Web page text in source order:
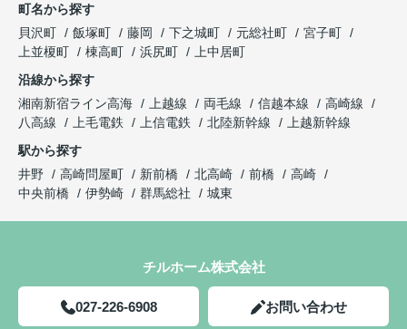
町名から探す
貝沢町
飯塚町 藤岡 下之城町 元総社町
宮子町
上並榎町
棟高町 浜尻町
上中居町
沿線から探す
湘南新宿ライン高海
上越線 両毛線 信越本線
高崎線
八高線
上毛電鉄 上信電鉄 北陸新幹線
上越新幹線
駅から探す
井野
高崎問屋町 新前橋 北高崎 前橋
高崎
中央前橋
伊勢崎 群馬総社 城東
チルホーム株式会社
027-226-6908 お問い合わせ